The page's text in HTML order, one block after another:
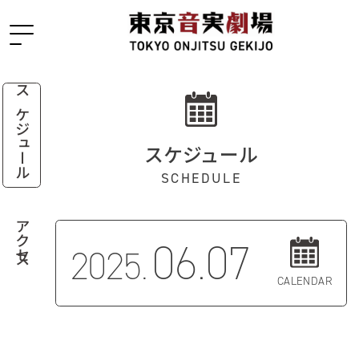
スケジュール
アクセス
スケジュール
SCHEDULE
2025.06.07 CALENDAR